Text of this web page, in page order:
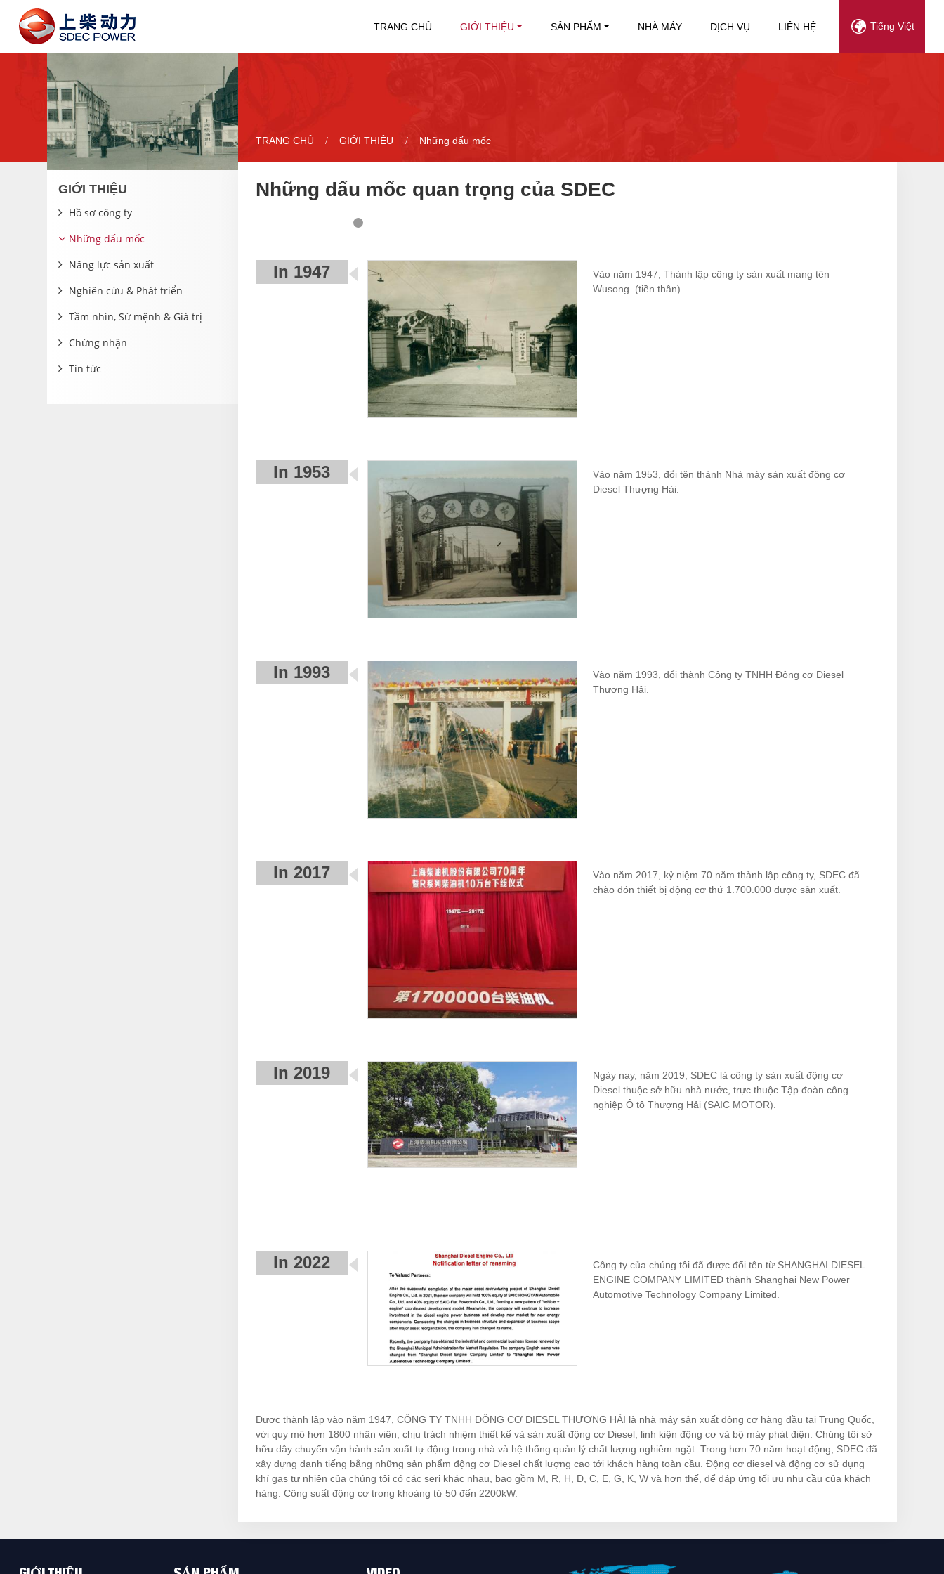
Tiếng Việt
TRANG CHỦ GIỚI THIỆU SẢN PHẨM NHÀ MÁY DỊCH VỤ LIÊN HỆ
TRANG CHỦ GIỚI THIỆU Những dấu mốc
Những dấu mốc quan trọng của SDEC
In 1947
Vào năm 1947, Thành lập công ty sản xuất mang tên
Wusong. (tiền thân)
In 1953
Vào năm 1953, đổi tên thành Nhà máy sản xuất động cơ
Diesel Thượng Hải.
In 1993
Vào năm 1993, đổi thành Công ty TNHH Động cơ Diesel
Thượng Hải.
In 2017
Vào năm 2017, kỷ niệm 70 năm thành lập công ty, SDEC đã
chào đón thiết bị động cơ thứ 1.700.000 được sản xuất.
In 2019
Ngày nay, năm 2019, SDEC là công ty sản xuất động cơ
Diesel thuộc sở hữu nhà nước, trực thuộc Tập đoàn công
nghiệp Ô tô Thượng Hải (SAIC MOTOR).
In 2022
Công ty của chúng tôi đã được đổi tên từ SHANGHAI DIESEL
ENGINE COMPANY LIMITED thành Shanghai New Power
Automotive Technology Company Limited.
Được thành lập vào năm 1947, CÔNG TY TNHH ĐỘNG CƠ DIESEL THƯỢNG HẢI là nhà máy sản xuất động cơ hàng đầu tại Trung Quốc,
với quy mô hơn 1800 nhân viên, chịu trách nhiệm thiết kế và sản xuất động cơ Diesel, linh kiện động cơ và bộ máy phát điện. Chúng tôi sở
hữu dây chuyển vận hành sản xuất tự động trong nhà và hệ thống quản lý chất lượng nghiêm ngặt. Trong hơn 70 năm hoạt động, SDEC đã
xây dựng danh tiếng bằng những sản phẩm động cơ Diesel chất lượng cao tới khách hàng toàn cầu. Động cơ diesel và động cơ sử dụng
khí gas tự nhiên của chúng tôi có các seri khác nhau, bao gồm M, R, H, D, C, E, G, K, W và hơn thế, để đáp ứng tối ưu nhu cầu của khách
hàng. Công suất động cơ trong khoảng từ 50 đến 2200kW.
GIỚI THIỆU
Hồ sơ công ty
Những dấu mốc
Năng lực sản xuất
Nghiên cứu & Phát triển
Tầm nhìn, Sứ mệnh & Giá trị
Chứng nhận
Tin tức